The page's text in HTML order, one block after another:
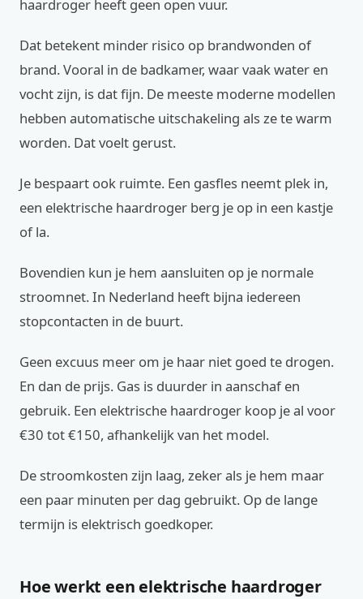
haardroger heeft geen open vuur.
Dat betekent minder risico op brandwonden of
brand. Vooral in de badkamer, waar vaak water en
vocht zijn, is dat fijn. De meeste moderne modellen
hebben automatische uitschakeling als ze te warm
worden. Dat voelt gerust.
Je bespaart ook ruimte. Een gasfles neemt plek in,
een elektrische haardroger berg je op in een kastje
of la.
Bovendien kun je hem aansluiten op je normale
stroomnet. In Nederland heeft bijna iedereen
stopcontacten in de buurt.
Geen excuus meer om je haar niet goed te drogen.
En dan de prijs. Gas is duurder in aanschaf en
gebruik. Een elektrische haardroger koop je al voor
€30 tot €150, afhankelijk van het model.
De stroomkosten zijn laag, zeker als je hem maar
een paar minuten per dag gebruikt. Op de lange
termijn is elektrisch goedkoper.
Hoe werkt een elektrische haardroger